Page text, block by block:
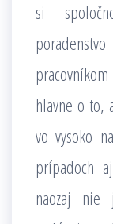
si
hlavne o to,
vo vysoko
prípadoch
naozaj nie